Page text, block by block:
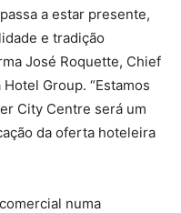
a estar presente,
e tradição
José Roquette, Chief
Group. “Estamos
City Centre será um
da oferta hoteleira
numa